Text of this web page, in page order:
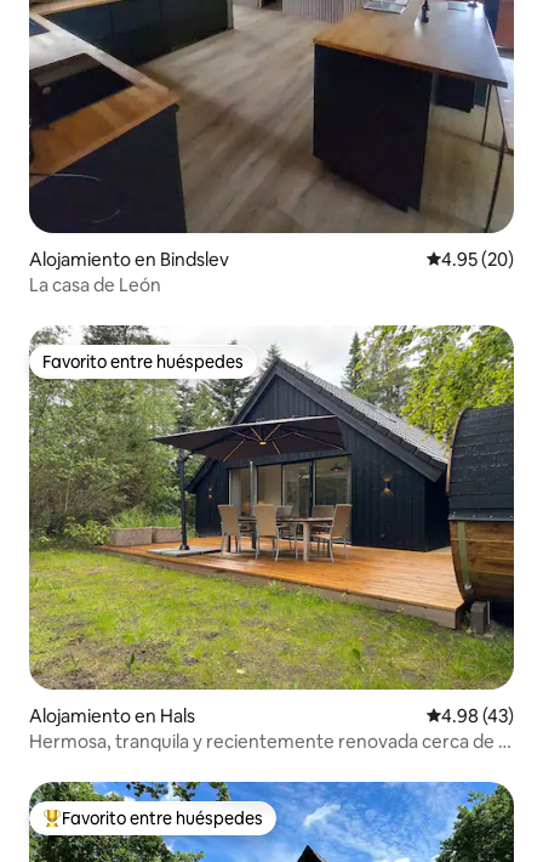
Alojamiento en Bindslev Calificación
4.95 (20)
La casa de León
Favorito entre huéspedes
Favorito entre huéspedes
Alojamiento en Hals Calificación
4.98 (43)
Hermosa, tranquila y recientemente renovada cerca de la
Favorito entre huéspedes preferido
Favorito entre huéspedes